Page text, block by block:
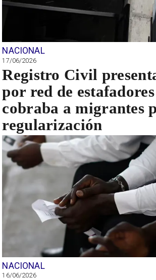
NACIONAL
17/06/2026
Registro Civil
por red de
cobraba a migrantes
regularización
NACIONAL
16/06/2026